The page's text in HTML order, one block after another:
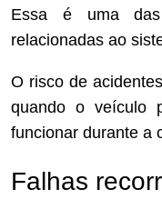
Essa é uma das
relacionadas ao
O risco de
quando o veículo
funcionar durante a
Falhas